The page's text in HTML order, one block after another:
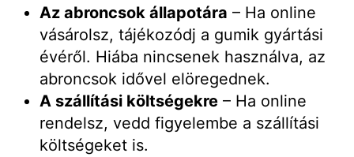
Az abroncsok állapotára – Ha online
vásárolsz, tájékozódj a gumik gyártási
évéről. Hiába nincsenek használva, az
abroncsok idővel elöregednek.
A szállítási költségekre – Ha online
rendelsz, vedd figyelembe a szállítási
költségeket is.